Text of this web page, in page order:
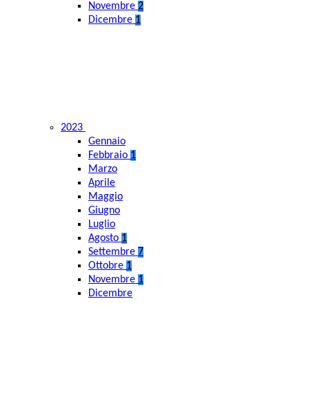
Novembre 2
Dicembre 1
2023
Gennaio
Febbraio 1
Marzo
Aprile
Maggio
Giugno
Luglio
Agosto 1
Settembre 7
Ottobre 1
Novembre 1
Dicembre